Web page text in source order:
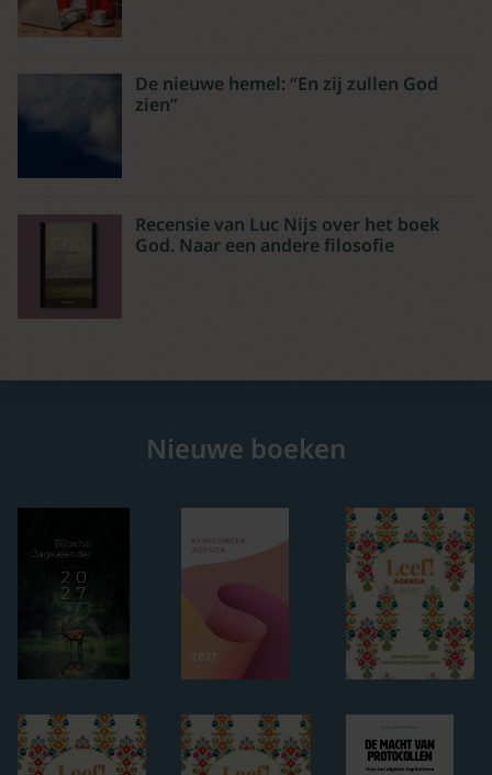
De nieuwe hemel: “En zij zullen God
zien”
Recensie van Luc Nijs over het boek
God. Naar een andere filosofie
Nieuwe boeken